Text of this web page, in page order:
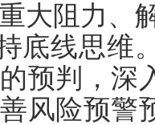
大阻力、
底线思维
预判，深
风险预警